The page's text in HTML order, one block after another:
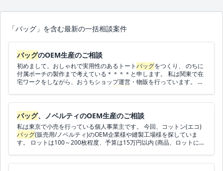
「バッグ」を含む最新の一括相談案件
バッグのOEM生産のご相談
初めまして。おしゃれで実用性のあるトートバッグをつくり、 のちに
付属ポーチの製作まで考えている＊＊＊＊と申します。 私は関東で在
宅ワークをしながら、おうちショップ運営・物販を行っています。 今
ーカー向けの「3仕切りブロックプリントトート」です。 PC／iPad、
ガジェット類、お茶セットが気持ちよく収まる ワークトートのイメー
ジです。 ▼
バッグ の仕様イメージ ・外側：ブロックプリントなど柄布
を使ったトートバッグ ・内側：キャンバス系の生地（白〜ベージュ
系） ・サイズ感： 現在、マチ約17cm・2仕切りのトートバッグを使
っていますが、 ポーチ類を入れるとパンパンになりやすいと感じて
います。 そのため、3仕切り＋タンブラーも入る前提で、下記のよ
うなサイズを想定しています。 - 高さ：約25cm（内寸で24〜25cm
バッグ、ノベルティのOEM生産のご相談
私は東京で小売を行っている個人事業主です。 今回、コットン(エコ)
バッグ(販売用/ノベルティ)のOEM企業様や縫製工場様を探していま
す。 ロットは100～200枚程度、予算は15万円以内 (商品、ロットによ
ります。